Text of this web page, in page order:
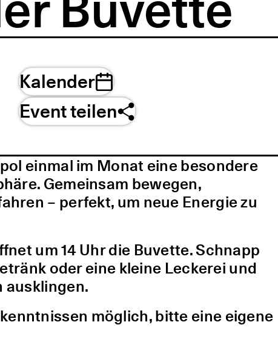
Kalender
Event teilen
einmal im Monat eine besondere
Gemeinsam bewegen,
– perfekt, um neue Energie zu
um 14 Uhr die Buvette. Schnapp
oder eine kleine Leckerei und
ausklingen.
möglich, bitte eine eigene